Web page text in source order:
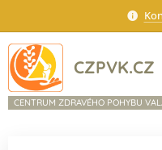
CZPVK.CZ
CENTRUM ZDRAVÉHO POHYBU